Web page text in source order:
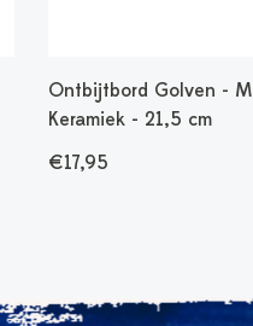
Ontbijtbord Golven -
Keramiek - 21,5 cm
€17,95